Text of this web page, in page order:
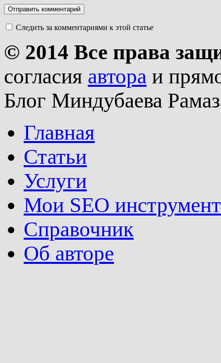
Следить за комментариями к этой статье
© 2014 Все права
согласия автора и
Блог Миндубаева
Главная
Статьи
Услуги
Мои SEO
Справочник
Об авторе